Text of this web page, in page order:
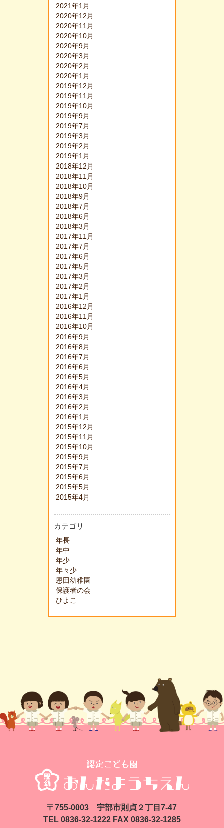
2021年1月
2020年12月
2020年11月
2020年10月
2020年9月
2020年3月
2020年2月
2020年1月
2019年12月
2019年11月
2019年10月
2019年9月
2019年7月
2019年3月
2019年2月
2019年1月
2018年12月
2018年11月
2018年10月
2018年9月
2018年7月
2018年6月
2018年3月
2017年11月
2017年7月
2017年6月
2017年5月
2017年3月
2017年2月
2017年1月
2016年12月
2016年11月
2016年10月
2016年9月
2016年8月
2016年7月
2016年6月
2016年5月
2016年4月
2016年3月
2016年2月
2016年1月
2015年12月
2015年11月
2015年10月
2015年9月
2015年7月
2015年6月
2015年5月
2015年4月
カテゴリ
年長
年中
年少
年々少
恩田幼稚園
保護者の会
ひよこ
〒755-0003 宇部市則貞２丁目7-47
TEL 0836-32-1222 FAX 0836-32-1285